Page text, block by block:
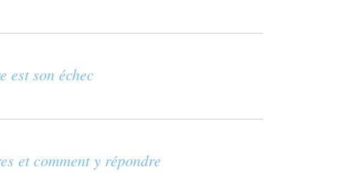
est son échec
et comment y répondre